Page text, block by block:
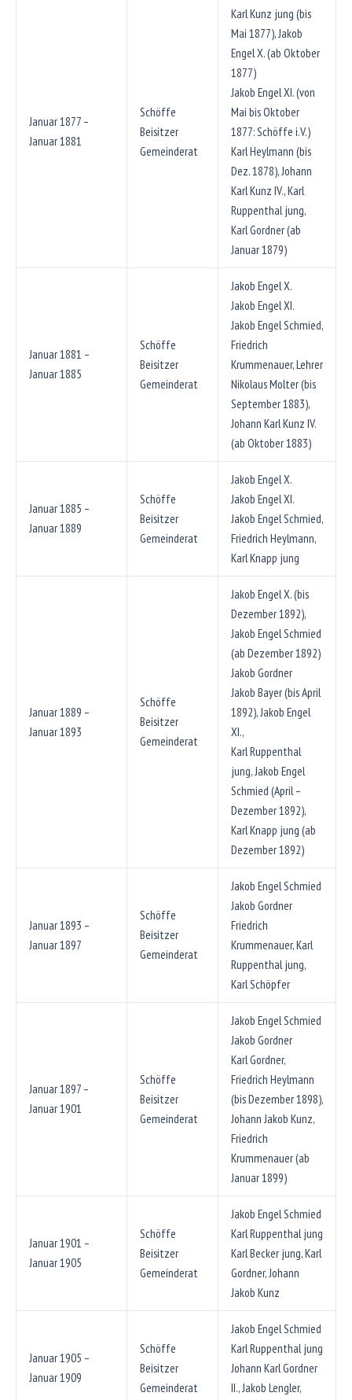
Januar 1877 –
Januar 1881
Schöffe
Beisitzer
Gemeinderat
Karl Kunz jung (bis
Mai 1877), Jakob
Engel X. (ab Oktober
1877)
Jakob Engel XI. (von
Mai bis Oktober
1877: Schöffe i.V.)
Karl Heylmann (bis
Dez. 1878), Johann
Karl Kunz IV., Karl
Ruppenthal jung,
Karl Gordner (ab
Januar 1879)
Januar 1881 –
Januar 1885
Schöffe
Beisitzer
Gemeinderat
Jakob Engel X.
Jakob Engel XI.
Jakob Engel Schmied,
Friedrich
Krummenauer, Lehrer
Nikolaus Molter (bis
September 1883),
Johann Karl Kunz IV.
(ab Oktober 1883)
Januar 1885 –
Januar 1889
Schöffe
Beisitzer
Gemeinderat
Jakob Engel X.
Jakob Engel XI.
Jakob Engel Schmied,
Friedrich Heylmann,
Karl Knapp jung
Januar 1889 –
Januar 1893
Schöffe
Beisitzer
Gemeinderat
Jakob Engel X. (bis
Dezember 1892),
Jakob Engel Schmied
(ab Dezember 1892)
Jakob Gordner
Jakob Bayer (bis April
1892), Jakob Engel
XI.,
Karl Ruppenthal
jung, Jakob Engel
Schmied (April –
Dezember 1892),
Karl Knapp jung (ab
Dezember 1892)
Januar 1893 –
Januar 1897
Schöffe
Beisitzer
Gemeinderat
Jakob Engel Schmied
Jakob Gordner
Friedrich
Krummenauer, Karl
Ruppenthal jung,
Karl Schöpfer
Januar 1897 –
Januar 1901
Schöffe
Beisitzer
Gemeinderat
Jakob Engel Schmied
Jakob Gordner
Karl Gordner,
Friedrich Heylmann
(bis Dezember 1898),
Johann Jakob Kunz,
Friedrich
Krummenauer (ab
Januar 1899)
Januar 1901 –
Januar 1905
Schöffe
Beisitzer
Gemeinderat
Jakob Engel Schmied
Karl Ruppenthal jung
Karl Becker jung, Karl
Gordner, Johann
Jakob Kunz
Januar 1905 –
Januar 1909
Schöffe
Beisitzer
Gemeinderat
Jakob Engel Schmied
Karl Ruppenthal jung
Johann Karl Gordner
II., Jakob Lengler,